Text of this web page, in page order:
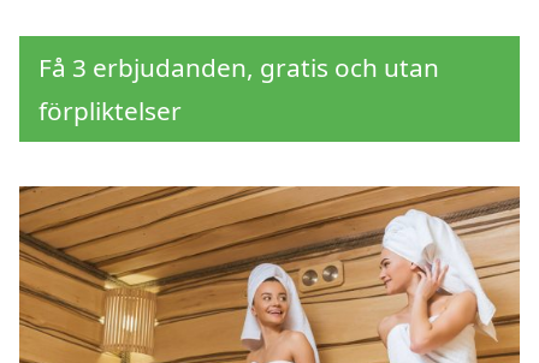
Få 3 erbjudanden, gratis och utan
förpliktelser